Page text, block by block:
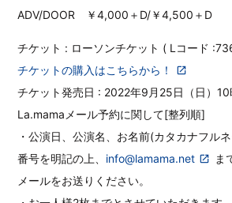
ADV/DOOR ￥4,000＋D/￥4,500＋D
チケット : ローソンチケット ( Lコード
チケットの購入はこちらから！
チケット発売日 : 2022年9月25日（日）10
La.mamaメール予約に関して[整列順]
・公演日、公演名、お名前(カタカナフル
番号を明記の上、 info@lamama.net
ま
メールをお送りください。